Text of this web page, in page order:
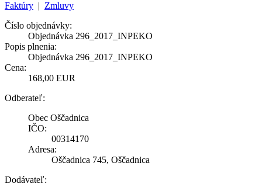
Faktúry | Zmluvy
Číslo objednávky:
Objednávka 296_2017_INPEKO
Popis plnenia:
Objednávka 296_2017_INPEKO
Cena:
168,00 EUR
Odberateľ:
Obec Oščadnica
IČO:
00314170
Adresa:
Oščadnica 745, Oščadnica
Dodávateľ: